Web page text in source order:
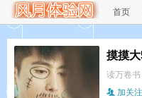
首页
摸摸
读万卷书
加关注